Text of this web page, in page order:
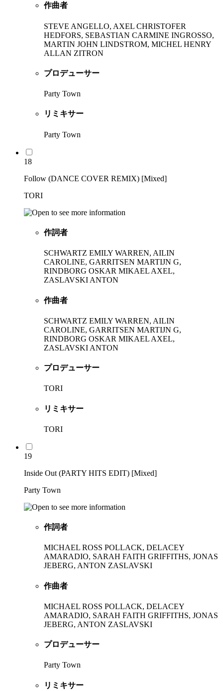
作曲者
STEVE ANGELLO, AXEL CHRISTOFER
HEDFORS, SEBASTIAN CARMINE INGROSSO,
MARTIN JOHN LINDSTROM, MICHEL HENRY
ALLAN ZITRON
プロデューサー
Party Town
リミキサー
Party Town
18
Follow (DANCE COVER REMIX) [Mixed]
TORI
作詞者
SCHWARTZ EMILY WARREN, AILIN
CAROLINE, GARRITSEN MARTIJN G,
RINDBORG OSKAR MIKAEL AXEL,
ZASLAVSKI ANTON
作曲者
SCHWARTZ EMILY WARREN, AILIN
CAROLINE, GARRITSEN MARTIJN G,
RINDBORG OSKAR MIKAEL AXEL,
ZASLAVSKI ANTON
プロデューサー
TORI
リミキサー
TORI
19
Inside Out (PARTY HITS EDIT) [Mixed]
Party Town
作詞者
MICHAEL ROSS POLLACK, DELACEY
AMARADIO, SARAH FAITH GRIFFITHS, JONAS
JEBERG, ANTON ZASLAVSKI
作曲者
MICHAEL ROSS POLLACK, DELACEY
AMARADIO, SARAH FAITH GRIFFITHS, JONAS
JEBERG, ANTON ZASLAVSKI
プロデューサー
Party Town
リミキサー